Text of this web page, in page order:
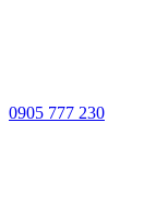
0905 777 230